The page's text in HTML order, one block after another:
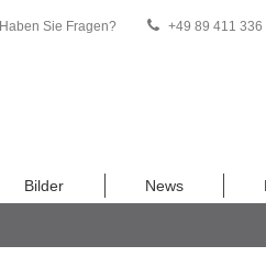
Haben Sie Fragen? +49 89 411 336
Bilder News